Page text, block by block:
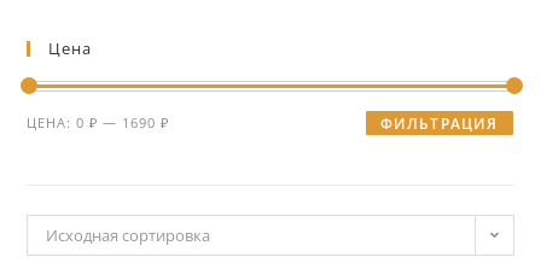
Цена
ФИЛЬТРАЦИЯ
ЦЕНА:0 ₽ — 1690 ₽
Исходная сортировка